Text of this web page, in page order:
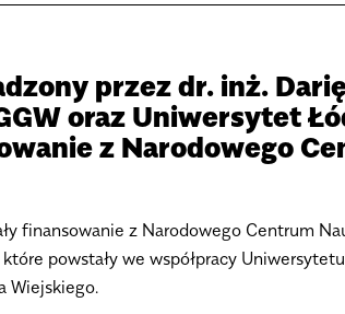
przez dr. inż.
oraz Uniwersytet
z Narodowego
finansowanie z Narodowego Centrum
powstały we współpracy
Wiejskiego.